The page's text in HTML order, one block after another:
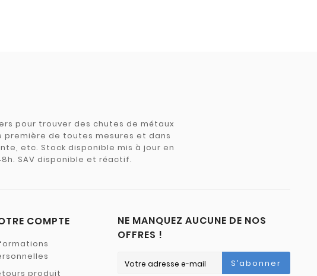
pour trouver des chutes de métaux
de toutes mesures et dans
etc. Stock disponible mis à jour en
SAV disponible et réactif.
COMPTE
produit
NE MANQUEZ AUCUNE DE NOS
OFFRES !
S’abonner